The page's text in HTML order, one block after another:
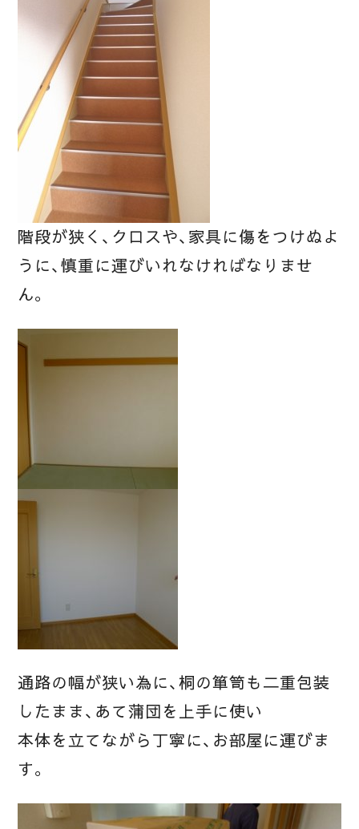
階段が狭く、クロスや、家具に傷をつけぬよ
うに、慎重に運びいれなければなりませ
ん。
通路の幅が狭い為に、桐の箪笥も二重包装
したまま、あて蒲団を上手に使い
本体を立てながら丁寧に、お部屋に運びま
す。